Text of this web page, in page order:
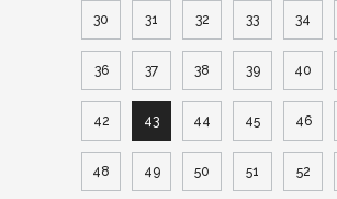
30 31 32 33 34
36 37 38 39 40
42 43 44 45 46
48 49 50 51 52